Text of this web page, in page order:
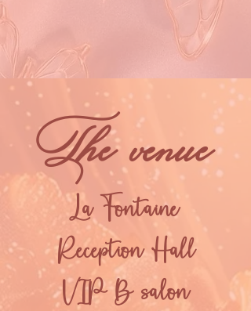
The venue
La Fontaine
Reception Hall
VIP B salon